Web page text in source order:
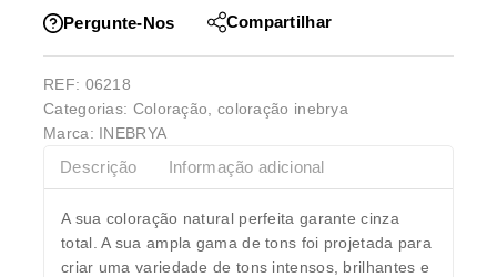
Pergunte-Nos Compartilhar
REF: 06218
Categorias: Coloração
coloração inebrya
Marca: INEBRYA
Descrição Informação adicional
A sua coloração natural perfeita garante cinza
total. A sua ampla gama de tons foi projetada para
criar uma variedade de tons intensos, brilhantes e